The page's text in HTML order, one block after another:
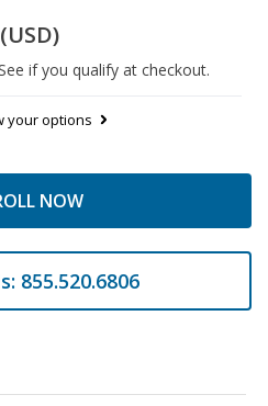
(USD)
if you qualify at checkout.
your options
NOW
855.520.6806